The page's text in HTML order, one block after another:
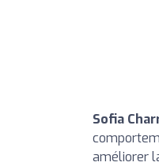
Sofia
améliorer